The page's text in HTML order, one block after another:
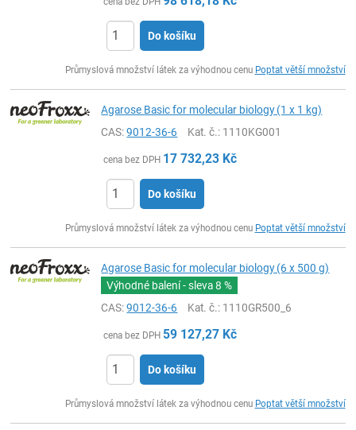
Do košíku
Průmyslová množství látek za výhodnou cenu Poptat větší množství
Agarose Basic for molecular biology (1 x 1 kg)
CAS:9012-36-6 Kat. č.: 1110KG001
cena bez DPH 17 732,23 Kč
Do košíku
Průmyslová množství látek za výhodnou cenu Poptat větší množství
Agarose Basic for molecular biology (6 x 500 g)
Výhodné balení - sleva8 %
CAS:9012-36-6 Kat. č.: 1110GR500_6
cena bez DPH 59 127,27 Kč
Do košíku
Průmyslová množství látek za výhodnou cenu Poptat větší množství